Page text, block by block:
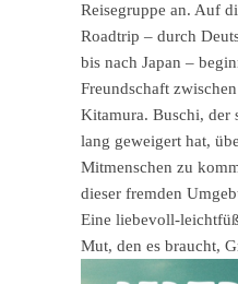
Reisegruppe an. Auf
Roadtrip – durch
bis nach Japan –
Freundschaft
Kitamura. Buschi, der
lang geweigert hat,
Mitmenschen zu
dieser fremden
Eine liebevoll-
Mut, den es braucht,